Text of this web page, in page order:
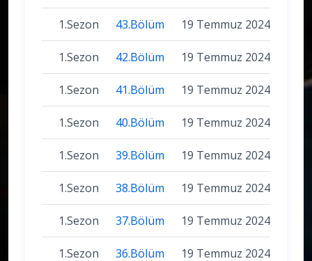
1.Sezon 43.Bölüm 19 Temmuz 2024
1.Sezon 42.Bölüm 19 Temmuz 2024
1.Sezon 41.Bölüm 19 Temmuz 2024
1.Sezon 40.Bölüm 19 Temmuz 2024
1.Sezon 39.Bölüm 19 Temmuz 2024
1.Sezon 38.Bölüm 19 Temmuz 2024
1.Sezon 37.Bölüm 19 Temmuz 2024
1.Sezon 36.Bölüm 19 Temmuz 2024